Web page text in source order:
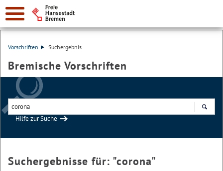
Vorschriften Suchergebnis
Bremische Vorschriften
Hilfe zur Suche
Suchergebnisse für: "corona"